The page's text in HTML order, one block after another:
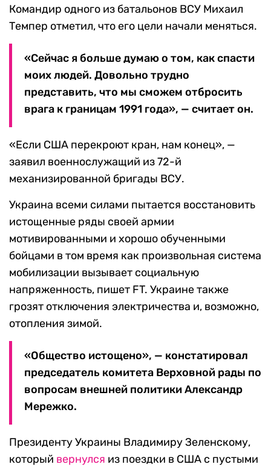
Командир одного из батальонов ВСУ Михаил
Темпер отметил, что его цели начали меняться.
«Сейчас я больше думаю о том, как спасти
моих людей. Довольно трудно
представить, что мы сможем отбросить
врага к границам 1991 года», — считает он.
«Если США перекроют кран, нам конец», —
заявил военнослужащий из 72-й
механизированной бригады ВСУ.
Украина всеми силами пытается восстановить
истощенные ряды своей армии
мотивированными и хорошо обученными
бойцами в том время как произвольная система
мобилизации вызывает социальную
напряженность, пишет FT. Украине также
грозят отключения электричества и, возможно,
отопления зимой.
«Общество истощено», — констатировал
председатель комитета Верховной рады по
вопросам внешней политики Александр
Мережко.
Президенту Украины Владимиру Зеленскому,
который вернулся из поездки в США с пустыми